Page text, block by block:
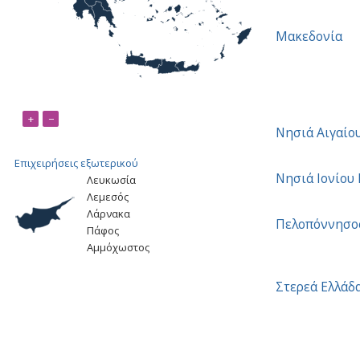
+ −
Επιχειρήσεις εξωτερικού
Λευκωσία
Λεμεσός
Λάρνακα
Πάφος
Αμμόχωστος
Μακεδονία
Νησιά
Νησιά Ιονίου
Στερεά